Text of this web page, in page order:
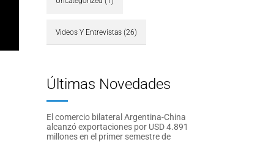
Videos Y Entrevistas (26)
Últimas Novedades
El comercio bilateral Argentina-China
alcanzó exportaciones por USD 4.891
millones en el primer semestre de